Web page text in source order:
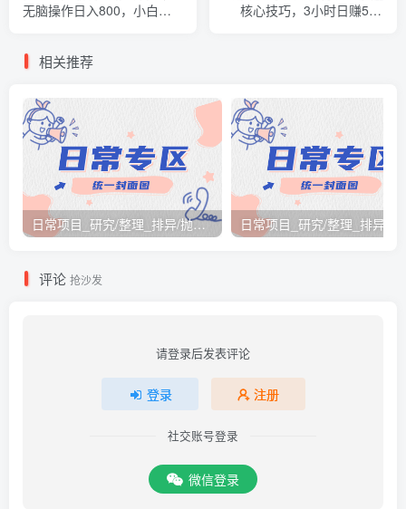
无脑操作日入800，小白也
核心技巧，3小时日赚500
相关推荐
日常项目_研究/整理_排异/抛弃汇总[26.3.15-3.21整理]
评论 抢沙发
请登录后发表评论
登录 注册
社交账号登录
微信登录